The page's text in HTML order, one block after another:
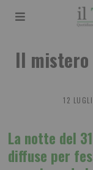
Il
12
La notte del
diffuse per